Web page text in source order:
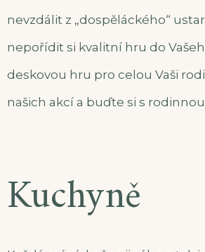
nevzdálit z „dospěláckého“
nepořídit si kvalitní hru do
deskovou hru pro celou Vaši
našich akcí a buďte si s
Kuchyně